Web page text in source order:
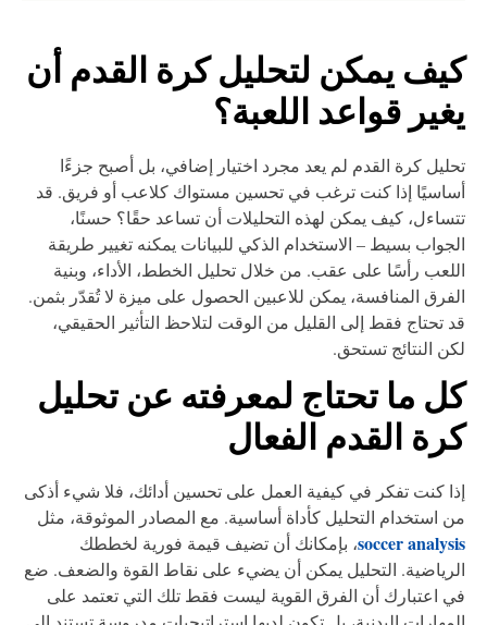
يمكن لتحليل كرة القدم أن
قواعد اللعبة؟
كرة القدم لم يعد مجرد اختيار إضافي، بل أصبح جزءًا
إذا كنت ترغب في تحسين مستواك كلاعب أو فريق. قد
كيف يمكن لهذه التحليلات أن تساعد حقًا؟ حسنًا،
بسيط – الاستخدام الذكي للبيانات يمكنه تغيير طريقة
رأسًا على عقب. من خلال تحليل الخطط، الأداء، وبنية
المنافسة، يمكن للاعبين الحصول على ميزة لا تُقدّر بثمن.
تحتاج فقط إلى القليل من الوقت لتلاحظ التأثير الحقيقي،
النتائج تستحق.
ما تحتاج لمعرفته عن تحليل
القدم الفعال
كنت تفكر في كيفية العمل على تحسين أدائك، فلا شيء أذكى
استخدام التحليل كأداة أساسية. مع المصادر الموثوقة، مثل
soccer، بإمكانك أن تضيف قيمة فورية لخططك
التحليل يمكن أن يضيء على نقاط القوة والضعف. ضع
اعتبارك أن الفرق القوية ليست فقط تلك التي تعتمد على